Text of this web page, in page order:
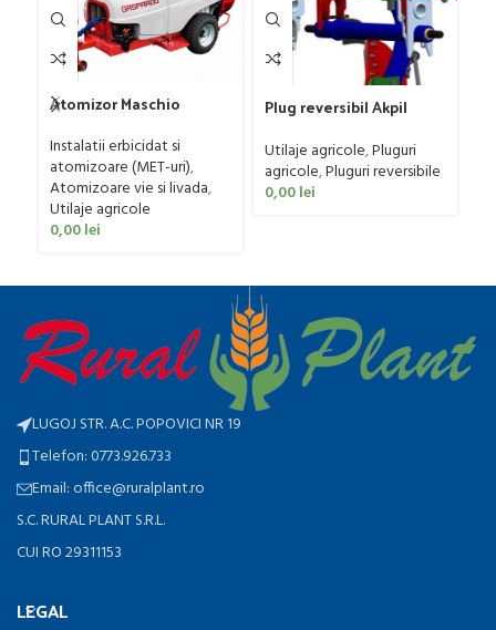
Atomizor Maschio
Avant 1000/800/121 E
Instalatii erbicidat si
atomizoare (MET-uri),
Atomizoare vie si livada,
Utilaje agricole
0,00lei
Plug reversibil Akpil
trupite, 90-140 CP
Utilaje agricole,Pluguri
agricole,Pluguri reversibile
0,00lei
LUGOJ STR. A.C. POPOVICI NR 19
Telefon: 0773.926.733
Email: office@ruralplant.ro
S.C. RURAL PLANT S.R.L.
CUI RO 29311153
LEGAL